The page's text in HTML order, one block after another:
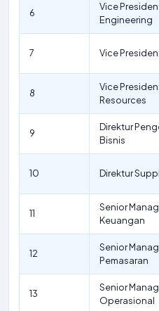
6
Vice
Engineering
7 Vice
8
Vice
Resources
9
Direktur
Bisnis
10 Direktur
11
Senior
Keuangan
12
Senior
Pemasaran
13
Senior
Operasional